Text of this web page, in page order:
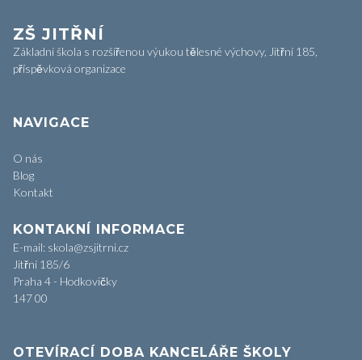
ZŠ JITŘNÍ
Základní škola s rozšířenou výukou tělesné výchovy, Jitřní 185,
příspěvková organizace
NAVIGACE
O nás
Blog
Kontakt
KONTAKNÍ INFORMACE
E-mail: skola@zsjitrni.cz
Jitřní 185/6
Praha 4 - Hodkovičky
147 00
OTEVÍRACÍ DOBA KANCELÁŘE ŠKOLY